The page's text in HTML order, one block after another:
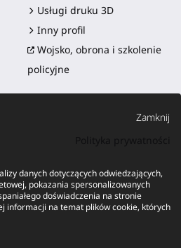
Usługi druku 3D
Inny profil
Wojsko, obrona i szkolenie
policyjne
|Warunki sprzedaży|Wysyłka i
|Zwroty i zwrot pieniędzy
Zamknij
danych dotyczących odwiedzających,
pokazania spersonalizowanych
doświadczenia na stronie
informacji na temat plików cookie, których